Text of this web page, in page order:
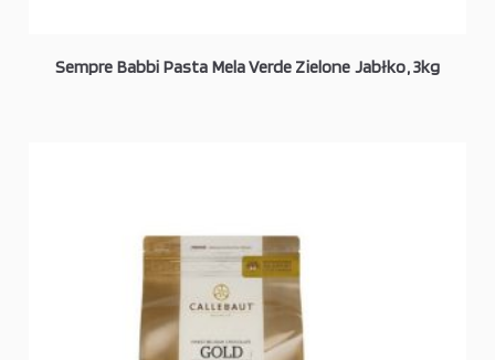
Sempre Babbi Pasta Mela Verde Zielone Jabłko, 3kg